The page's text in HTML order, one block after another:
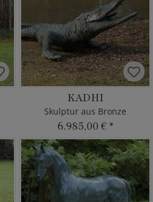
KADHI
Skulptur aus Bronze
6.985,00 € *